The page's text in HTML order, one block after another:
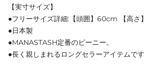
【実寸サイズ】
●フリーサイズ詳細:【頭囲】60cm 【高さ
●日本製
●MANASTASH定番のビーニー。
●長く親しまれるロングセラーアイテムです